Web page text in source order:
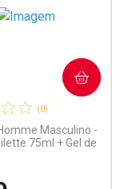
sem Desconto
cada
sem Desconto
cada
(0)
Masculino -
75ml + Gel de
COMPRAR